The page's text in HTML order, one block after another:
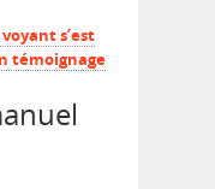
s’est
témoignage